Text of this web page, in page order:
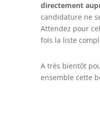
directement
candidature ne
Attendez pour
fois la liste
A très bientôt
ensemble cette